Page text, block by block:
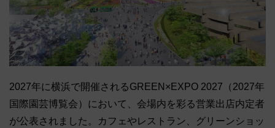
2027年に横浜で開催されるGREEN×EXPO 2027（2027年
国際園芸博覧会）において、会場内を彩る営業出店内定者
が公表されました。カフェやレストラン、グリーンショッ